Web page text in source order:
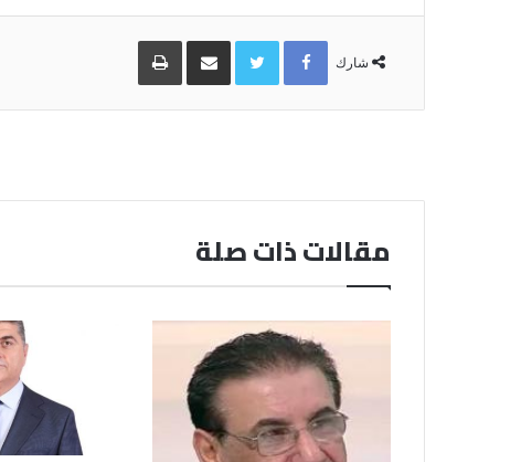
شارك
Facebook
Twitterمشاركة
البريد
طباعة
مقالات ذات صلة